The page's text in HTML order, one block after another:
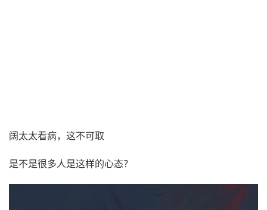
阔太太看病，这不可取
是不是很多人是这样的心态？